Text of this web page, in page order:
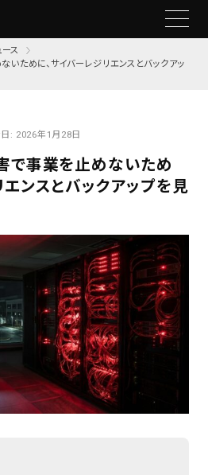
ース
いために、サイバーレジリエンスとバックアッ
: 2026年1月28日
で事業を止めないため
エンスとバックアップを見